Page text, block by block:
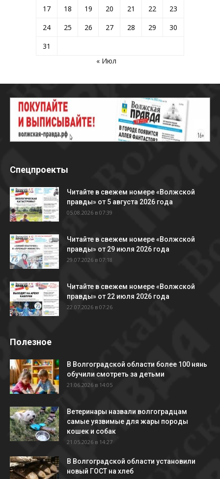
17
18 19 20 21 22
23
24
25 26 27 28 29
30
31
« Июл
Спецпроекты
Читайте в свежем номере «Волжской
правды» от 5 августа 2026 года
05.08.2026 в 07:39
Читайте в свежем номере «Волжской
правды» от 29 июля 2026 года
29.07.2026 в 07:18
Читайте в свежем номере «Волжской
правды» от 22 июля 2026 года
22.07.2026 в 07:26
Полезное
В Волгоградской области более 100 нянь
обучили смотреть за детьми
21.06.2026 в 14:05
Ветеринары назвали волгоградцам
самые уязвимые для жары породы
кошек и собак
21.05.2026 в 14:27
В Волгоградской области установили
новый ГОСТ на хлеб